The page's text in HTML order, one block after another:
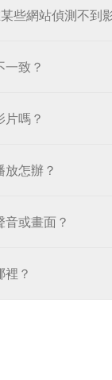
些網站偵測不到
致？
嗎？
怎辦？
或畫面？
？